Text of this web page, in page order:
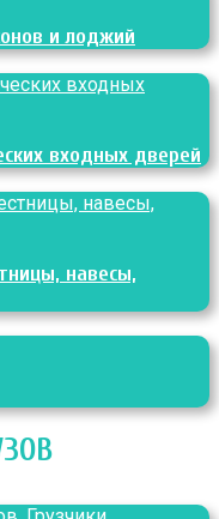
и лоджий
входных дверей
навесы,